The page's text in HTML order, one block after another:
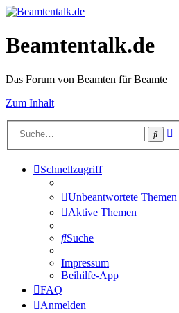
Beamtentalk.de
Das Forum von Beamten für Beamte
Zum Inhalt
Suche
Schnellzugriff
Unbeantwortete Themen
Aktive Themen
Suche
Impressum
Beihilfe-App
FAQ
Anmelden